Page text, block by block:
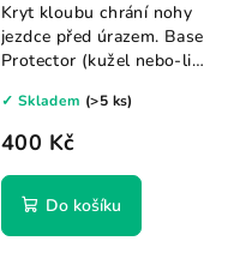
400 Kč
✓ Skladem (>5 ks)
Do košíku
Kryt kloubu chrání nohy
jezdce před úrazem. Base
Protector (kužel nebo-li